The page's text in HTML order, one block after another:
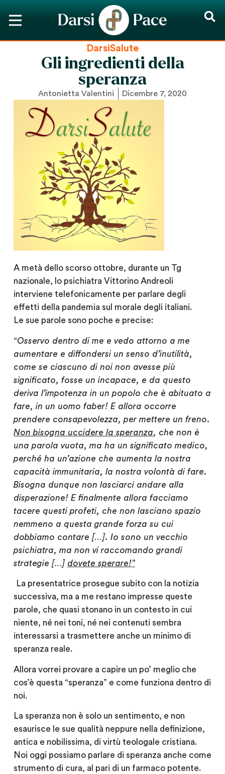
DarsiSalute
Gli ingredienti della
speranza
Antonietta Valentini Dicembre 7, 2020
A metà dello scorso ottobre, durante un Tg
nazionale, lo psichiatra Vittorino Andreoli
interviene telefonicamente per parlare degli
effetti della pandemia sul morale degli italiani.
Le sue parole sono poche e precise:
“Osservo dentro di me e vedo attorno a me
aumentare e diffondersi un senso d’inutilità,
come se ciascuno di noi non avesse più
significato, fosse un incapace, e da questo
deriva l’impotenza in un popolo che è abituato a
fare, in un uomo faber! E allora occorre
prendere consapevolezza, per mettere un freno.
Non bisogna uccidere la speranza, che non è
una parola vuota, ma ha un significato medico,
perché ha un’azione che aumenta la nostra
capacità immunitaria, la nostra volontà di fare.
Bisogna dunque non lasciarci andare alla
disperazione! E finalmente allora facciamo
tacere questi profeti, che non lasciano spazio
nemmeno a questa grande forza su cui
dobbiamo contare […]. Io sono un vecchio
psichiatra, ma non vi raccomando grandi
strategie […] dovete sperare!”
La presentatrice prosegue subito con la notizia
successiva, ma a me restano impresse queste
parole, che quasi stonano in un contesto in cui
niente, né nei toni, né nei contenuti sembra
interessarsi a trasmettere anche un minimo di
speranza reale.
Allora vorrei provare a capire un po’ meglio che
cos’è questa “speranza” e come funziona dentro di
noi.
La speranza non è solo un sentimento, e non
esaurisce le sue qualità neppure nella definizione,
antica e nobilissima, di virtù teologale cristiana.
Noi oggi possiamo parlare di speranza anche come
strumento di cura, al pari di un farmaco potente.